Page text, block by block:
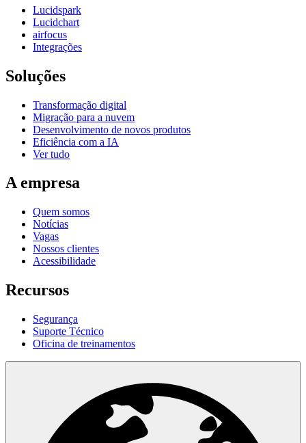
Lucidspark
Lucidchart
airfocus
Integrações
Soluções
Transformação digital
Migração para a nuvem
Desenvolvimento de novos produtos
Eficiência com a IA
Ver tudo
A empresa
Quem somos
Notícias
Vagas
Nossos clientes
Acessibilidade
Recursos
Segurança
Suporte Técnico
Oficina de treinamentos